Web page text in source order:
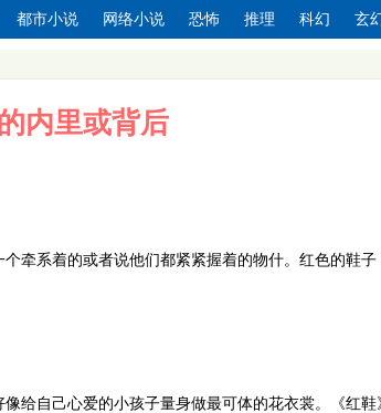
都市小说 网络小说 恐怖 推理 科幻 玄
内里或背后
牵系着的或者说他们都紧紧握着的物什。红色的鞋
给自己心爱的小孩子量身做最可体的花衣裳。《红